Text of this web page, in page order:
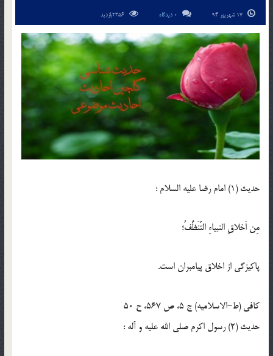
0 دیدگاه
حدیث (1) امام رضا عليه ‏السلام :
مِن اَخلاقِ النبياءِ التَّنَظُّفُ؛
پاكيزگى از اخلاق پيامبران است.
كافى (ط-الاسلامیه) ج 5، ص 567، ح 50
حدیث (2) رسول اكرم صلى الله عليه و ‏آله :